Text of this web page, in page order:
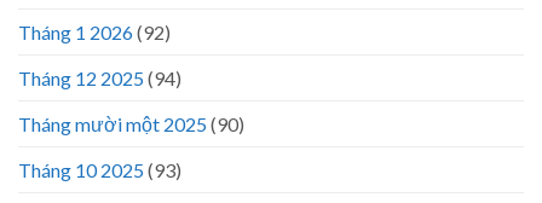
Tháng 1 2026(92)
Tháng 12 2025(94)
Tháng mười một 2025(90)
Tháng 10 2025(93)